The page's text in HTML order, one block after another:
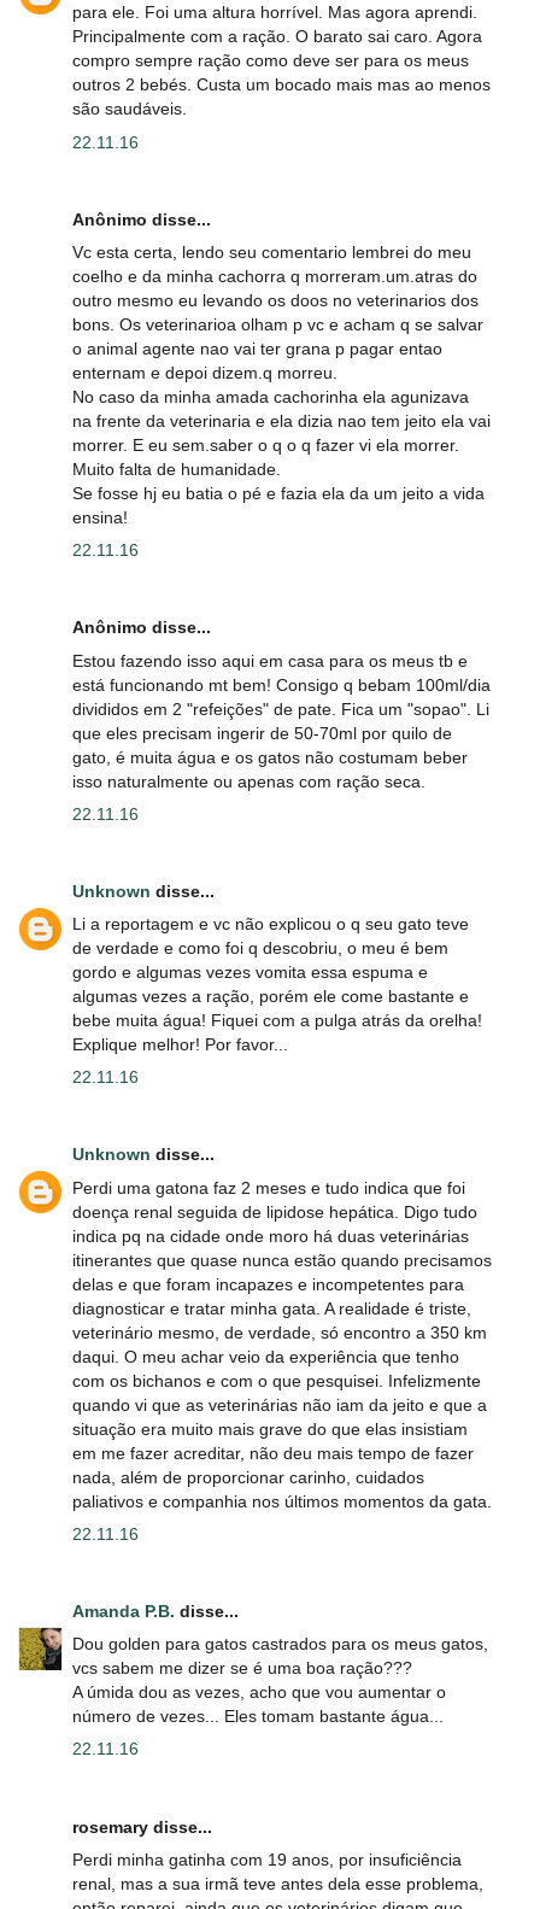
para ele. Foi uma altura horrível. Mas agora aprendi.
Principalmente com a ração. O barato sai caro. Agora
compro sempre ração como deve ser para os meus
outros 2 bebés. Custa um bocado mais mas ao menos
são saudáveis.
22.11.16
Anônimo disse...
Vc esta certa, lendo seu comentario lembrei do meu
coelho e da minha cachorra q morreram.um.atras do
outro mesmo eu levando os doos no veterinarios dos
bons. Os veterinarioa olham p vc e acham q se salvar
o animal agente nao vai ter grana p pagar entao
enternam e depoi dizem.q morreu.
No caso da minha amada cachorinha ela agunizava
na frente da veterinaria e ela dizia nao tem jeito ela vai
morrer. E eu sem.saber o q o q fazer vi ela morrer.
Muito falta de humanidade.
Se fosse hj eu batia o pé e fazia ela da um jeito a vida
ensina!
22.11.16
Anônimo disse...
Estou fazendo isso aqui em casa para os meus tb e
está funcionando mt bem! Consigo q bebam 100ml/dia
divididos em 2 "refeições" de pate. Fica um "sopao". Li
que eles precisam ingerir de 50-70ml por quilo de
gato, é muita água e os gatos não costumam beber
isso naturalmente ou apenas com ração seca.
22.11.16
Unknown disse...
Li a reportagem e vc não explicou o q seu gato teve
de verdade e como foi q descobriu, o meu é bem
gordo e algumas vezes vomita essa espuma e
algumas vezes a ração, porém ele come bastante e
bebe muita água! Fiquei com a pulga atrás da orelha!
Explique melhor! Por favor...
22.11.16
Unknown disse...
Perdi uma gatona faz 2 meses e tudo indica que foi
doença renal seguida de lipidose hepática. Digo tudo
indica pq na cidade onde moro há duas veterinárias
itinerantes que quase nunca estão quando precisamos
delas e que foram incapazes e incompetentes para
diagnosticar e tratar minha gata. A realidade é triste,
veterinário mesmo, de verdade, só encontro a 350 km
daqui. O meu achar veio da experiência que tenho
com os bichanos e com o que pesquisei. Infelizmente
quando vi que as veterinárias não iam da jeito e que a
situação era muito mais grave do que elas insistiam
em me fazer acreditar, não deu mais tempo de fazer
nada, além de proporcionar carinho, cuidados
paliativos e companhia nos últimos momentos da gata.
22.11.16
Amanda P.B. disse...
Dou golden para gatos castrados para os meus gatos,
vcs sabem me dizer se é uma boa ração???
A úmida dou as vezes, acho que vou aumentar o
número de vezes... Eles tomam bastante água...
22.11.16
rosemary disse...
Perdi minha gatinha com 19 anos, por insuficiência
renal, mas a sua irmã teve antes dela esse problema,